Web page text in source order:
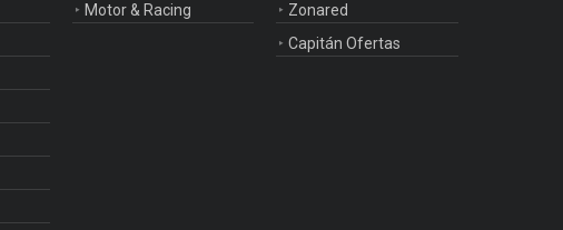
Motor & Racing
Zonared
Capitán Ofertas